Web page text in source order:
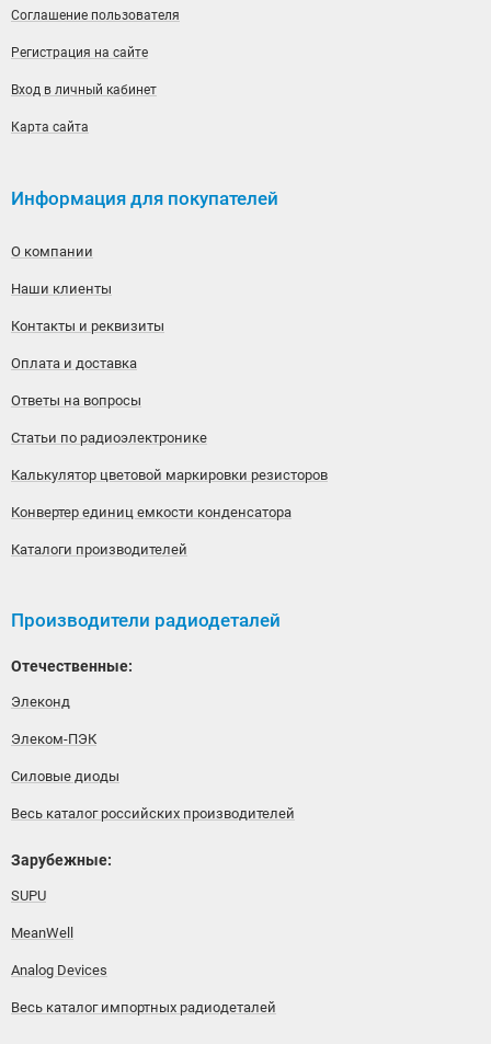
Соглашение пользователя
Регистрация на сайте
Вход в личный кабинет
Карта сайта
Информация для покупателей
О компании
Наши клиенты
Контакты и реквизиты
Оплата и доставка
Ответы на вопросы
Статьи по радиоэлектронике
Калькулятор цветовой маркировки резисторов
Конвертер единиц емкости конденсатора
Каталоги производителей
Производители радиодеталей
Отечественные:
Элеконд
Элеком-ПЭК
Силовые диоды
Весь каталог российских производителей
Зарубежные:
SUPU
MeanWell
Analog Devices
Весь каталог импортных радиодеталей